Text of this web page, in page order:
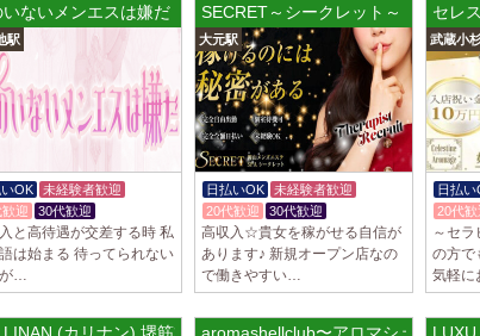
いないメンエスは嫌だ 梅田ルーム
駅
OK
未経験者歓迎
迎
30代歓迎
と高待遇が交差する時 私
は始まる 待ってられない
…
SECRET～シークレット～
大元駅
日払いOK
未経験者歓迎
20代歓迎
30代歓迎
高収入☆貴女を稼がせる自信が
あります♪ 新規オープン店なの
で働きやすい…
セレ
武蔵小
日払い
20代歓
～セ
の方で
気軽